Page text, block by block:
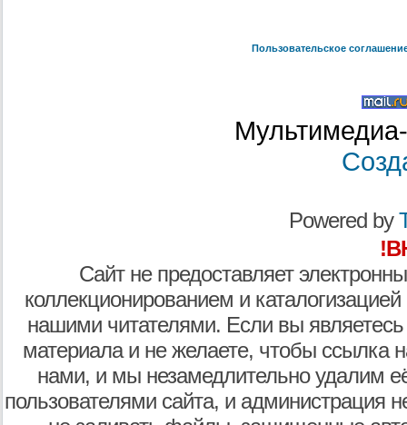
Пользовательское
Powered by
Сайт не предоставляет
коллекционированием и
нашими читателями. Если вы являетесь
материала и не желаете, чтобы ссылка
нами, и мы незамедлительно удалим
пользователями сайта, и администрация